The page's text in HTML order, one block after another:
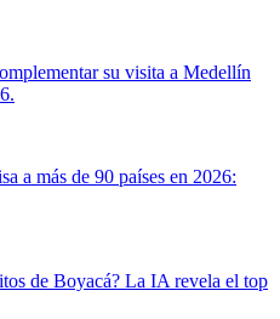
su visita a Medellín
a más de 90 países en 2026:
de Boyacá? La IA revela el top